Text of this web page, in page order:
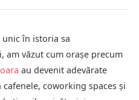
în istoria sa
văzut cum orașe precum
au devenit adevărate
cafenele, coworking spaces și